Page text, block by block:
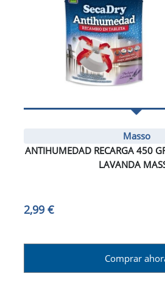
Masso
ANTIHUMEDAD RECARGA 450
LAVANDA
2,99 €
Comprar